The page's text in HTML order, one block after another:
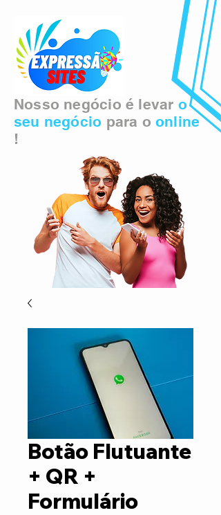
Nosso negócio é levar o
seu negócio para o online
!
Botão Flutuante
+ QR +
Formulário